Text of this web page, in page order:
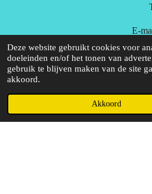
Deze website gebruikt cookies voor
doeleinden en/of het tonen van
gebruik te blijven maken van de site
akkoord.
Akkoord
E-
Telefoonnummer